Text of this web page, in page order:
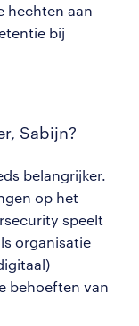
hechten aan
bij
Sabijn?
belangrijker.
op het
speelt
organisatie
behoeften van